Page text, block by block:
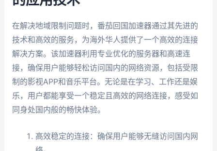
在解决地域限制问题时，番茄回国加速器通过其先进的
技术和高效的服务，为海外华人提供了一个高效的连接
解决方案。该加速器利用专业优化的服务器和高速连
接，确保用户能够轻松访问国内的网络资源，包括受限
制的影视APP和音乐平台。无论是在学习、工作还是娱
乐，用户都能享受一个稳定且高效的网络连接，感受如
同身处国内般的畅快体验。
高效稳定的连接：确保用户能够无缝访问国内网